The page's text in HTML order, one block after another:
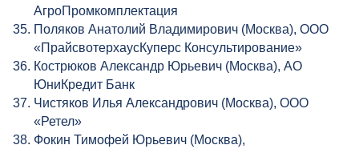
АгроПромкомплектация
Поляков Анатолий Владимирович (Москва), ООО
«ПрайсвотерхаусКуперс Консультирование»
Кострюков Александр Юрьевич (Москва), АО
ЮниКредит Банк
Чистяков Илья Александрович (Москва), ООО
«Ретел»
Фокин Тимофей Юрьевич (Москва),